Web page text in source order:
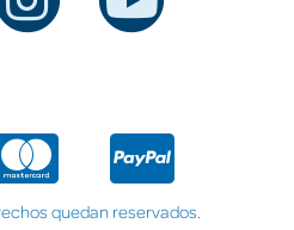
quedan reservados.